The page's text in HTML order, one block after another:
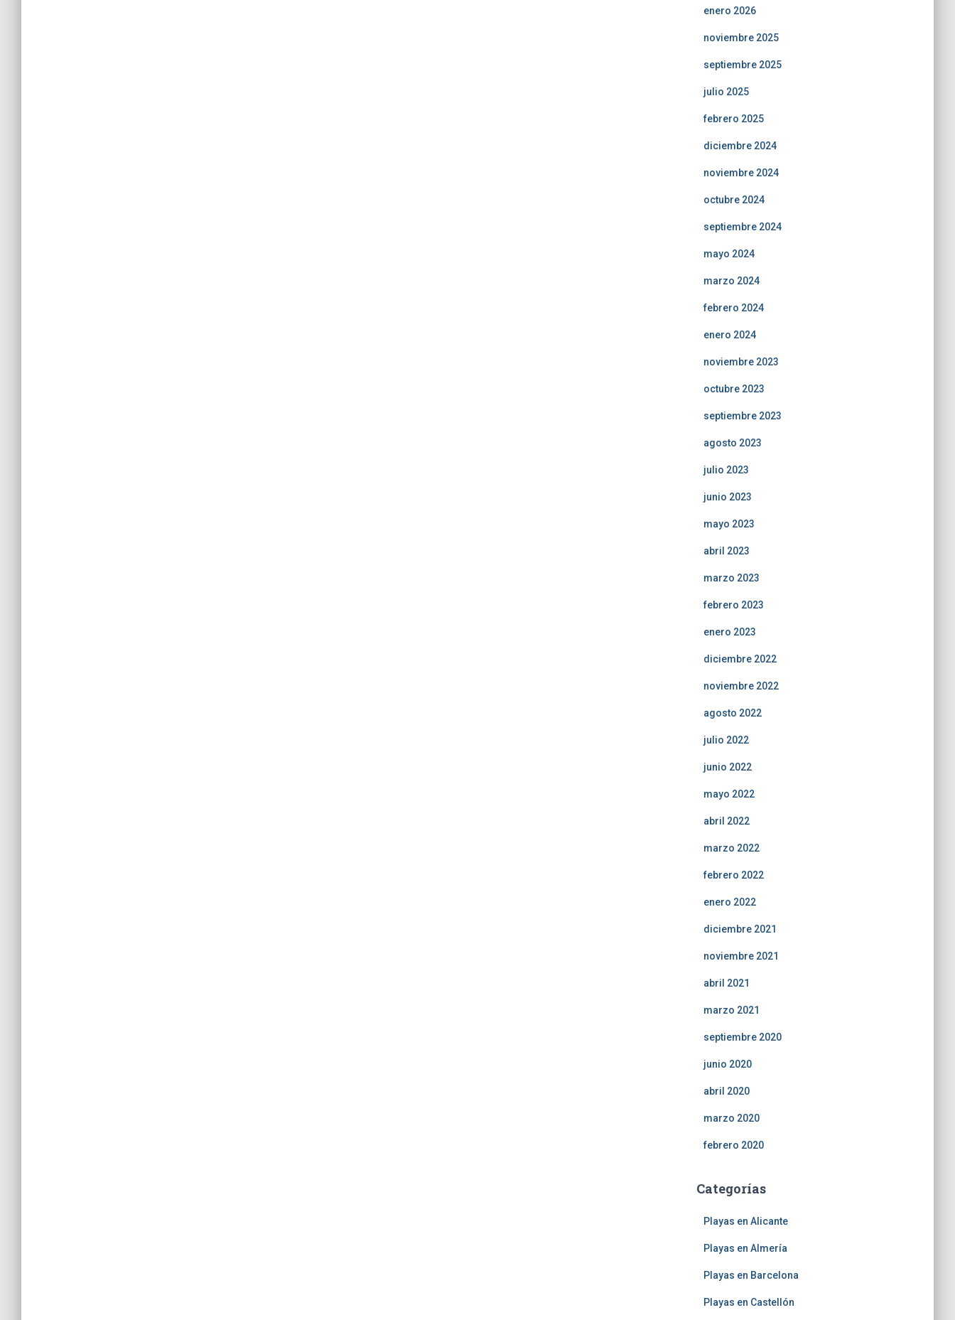
enero 2026
noviembre 2025
septiembre 2025
julio 2025
febrero 2025
diciembre 2024
noviembre 2024
octubre 2024
septiembre 2024
mayo 2024
marzo 2024
febrero 2024
enero 2024
noviembre 2023
octubre 2023
septiembre 2023
agosto 2023
julio 2023
junio 2023
mayo 2023
abril 2023
marzo 2023
febrero 2023
enero 2023
diciembre 2022
noviembre 2022
agosto 2022
julio 2022
junio 2022
mayo 2022
abril 2022
marzo 2022
febrero 2022
enero 2022
diciembre 2021
noviembre 2021
abril 2021
marzo 2021
septiembre 2020
junio 2020
abril 2020
marzo 2020
febrero 2020
Categorías
Playas en Alicante
Playas en Almería
Playas en Barcelona
Playas en Castellón